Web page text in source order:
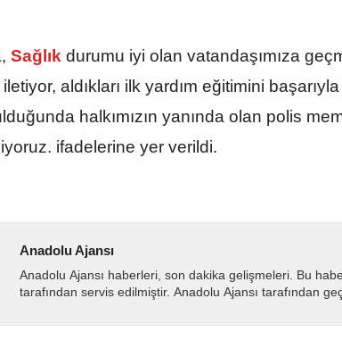
Sağlık durumu iyi olan vatandaşımıza
aldıkları ilk yardım eğitimini
halkımızın yanında olan polis
ifadelerine yer verildi.
Anadolu Ajansı
Anadolu Ajansı haberleri, son dakika gelişmeleri. Bu
tarafından servis edilmiştir. Anadolu Ajansı tarafından